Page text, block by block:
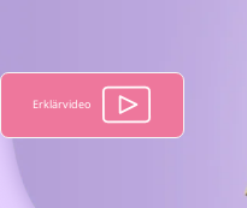
Erklärvideo